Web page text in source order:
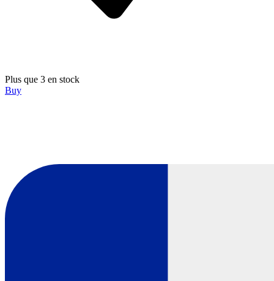
Plus que 3 en stock
Buy